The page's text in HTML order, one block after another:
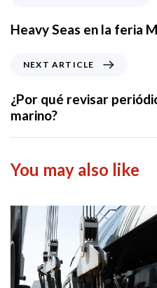
e
v
s
A
r
i
e
Heavy Seas en la feria
t
A
r
l
e
NEXT ARTICLE
¿Por qué revisar
marino?
You may also like